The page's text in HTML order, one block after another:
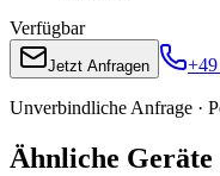
Verfügbar
Jetzt Anfragen
Unverbindliche Anfrage ·
Ähnliche Geräte